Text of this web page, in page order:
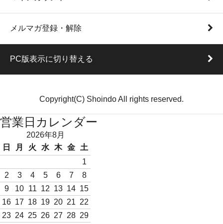
メルマガ登録・解除
PC版表示に切り替える
Copyright(C) Shoindo All rights reserved.
営業日カレンダー
2026年8月
日
月 火 水 木 金
土
1
2
3 4 5 6 7
8
9
10 11 12 13 14 15
16 17 18 19 20 21 22
23 24 25 26 27 28 29